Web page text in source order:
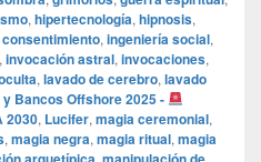
, hipertecnología, hipnosis,
, ingeniería social,
, invocación astral, invocaciones,
, lavado de cerebro, lavado
Bancos Offshore 2025 -
2030, Lucifer, magia ceremonial,
, magia negra, magia ritual, magia